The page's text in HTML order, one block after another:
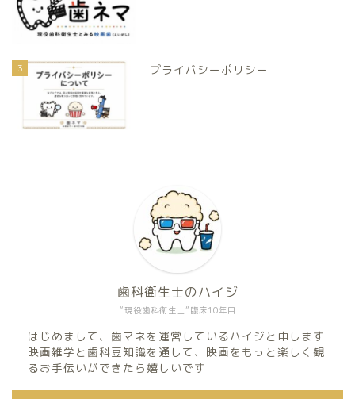
3 プライバシーポリシー
“現役歯科衛生士”臨床10年目
歯科衛生士のハイジ
はじめまして、歯マネを運営しているハイジと申します
映画雑学と歯科豆知識を通して、映画をもっと楽しく観
るお手伝いができたら嬉しいです